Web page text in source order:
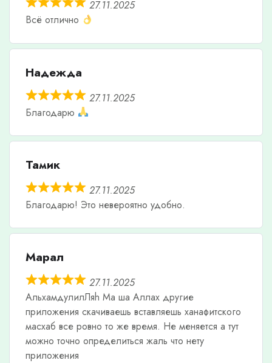
27.11.2025
Всё отлично
Надежда
27.11.2025
Благодарю
Тамик
27.11.2025
Благодарю! Это невероятно удобно.
Марал
27.11.2025
АльхамдулилЛяh Ма ша Аллах другие
приложения скачиваешь вставляешь ханафитского
масхаб все ровно то же время. Не меняется а тут
можно точно определиться жаль что нету
приложения